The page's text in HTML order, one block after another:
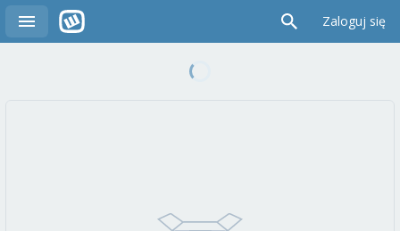
Zaloguj się